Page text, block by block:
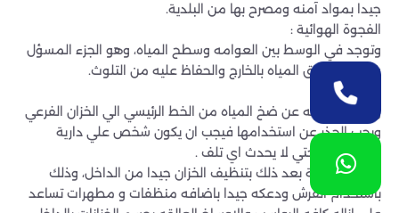
جيدا بمواد آمنه ومصرح بها من البلدية.
الفجوة الهوائية :
وتوجد في الوسط بين العوامه وسطح المياه، وهو الجزء المسؤل
عن منع تدفق المياه بالخارج والحفاظ عليه من التلوث.
المضخه :
وهي المسؤله عن ضخ المياه من الخط الرئيسي الي الخزان الفرعي
ويجب الحذر عن استخدامها فيجب ان يكون شخص علي دارية
باستخدامها حتي لا يحدث اي تلف .
وتقوم الشركة بعد ذلك بتنظيف الخزان جيدا من الداخل، وذلك
باستخدام الفرش ودعكه جيدا باضافه منظفات و مطهرات تساعد